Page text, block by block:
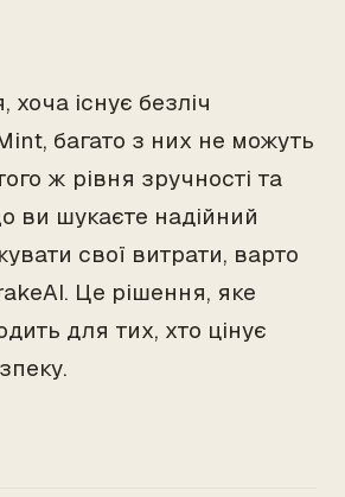
хоча існує безліч
багато з них не можуть
ж рівня зручності та
ви шукаєте надійний
свої витрати, варто
Це рішення, яке
для тих, хто цінує